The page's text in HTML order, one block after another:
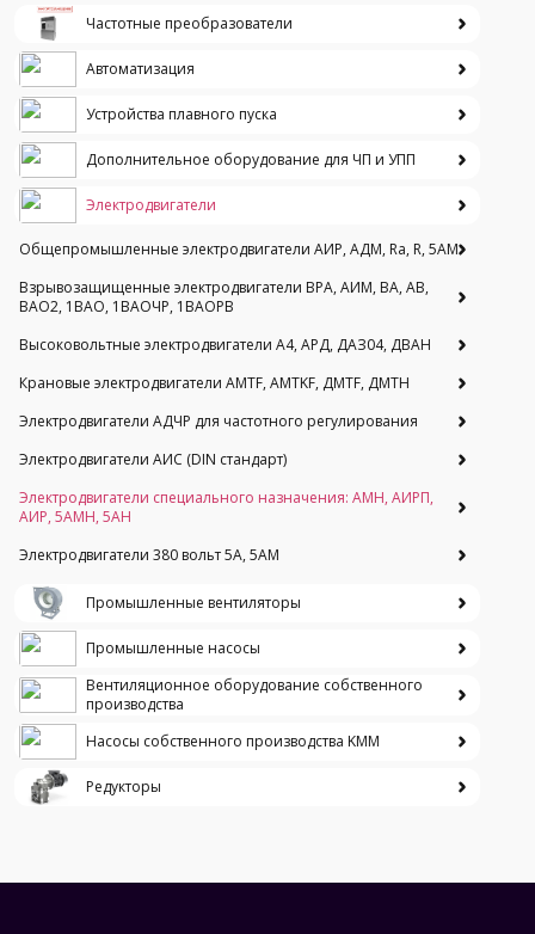
Частотные преобразователи
Автоматизация
Устройства плавного пуска
Дополнительное оборудование для ЧП и УПП
Электродвигатели
Общепромышленные электродвигатели АИР, АДМ, Ra, R, 5AM
Взрывозащищенные электродвигатели ВРА, АИМ, ВА, АВ,
ВАO2, 1ВАО, 1ВАОЧР, 1ВАОРВ
Высоковольтные электродвигатели A4, АРД, ДАЗ04, ДВАН
Крановые электродвигатели AMTF, AMTKF, ДMTF, ДМТН
Электродвигатели АДЧР для частотного регулирования
Электродвигатели АИС (DIN стандарт)
Электродвигатели специального назначения: АМН, АИРП,
АИР, 5АМН, 5АН
Электродвигатели 380 вольт 5А, 5АМ
Промышленные вентиляторы
Промышленные насосы
Вентиляционное оборудование собственного
производства
Насосы собственного производства KMM
Редукторы